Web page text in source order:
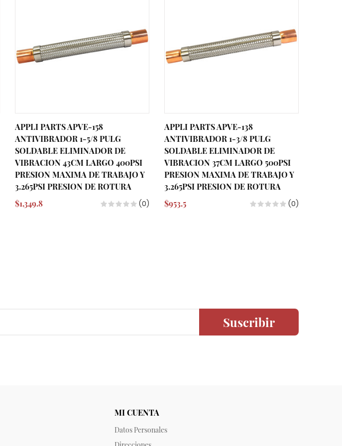
APPLI PARTS APVE-158
ANTIVIBRADOR 1-5/8 PULG
SOLDABLE ELIMINADOR DE
VIBRACION 43CM LARGO 400PSI
PRESION MAXIMA DE TRABAJO Y
3.265PSI PRESION DE ROTURA
$1,349.8
(0)
APPLI PARTS APVE-138
ANTIVIBRADOR 1-3/8 PULG
SOLDABLE ELIMINADOR DE
VIBRACION 37CM LARGO 500PSI
PRESION MAXIMA DE TRABAJO Y
3.265PSI PRESION DE ROTURA
$953.5
(0)
Suscribir
MI CUENTA
Datos Personales